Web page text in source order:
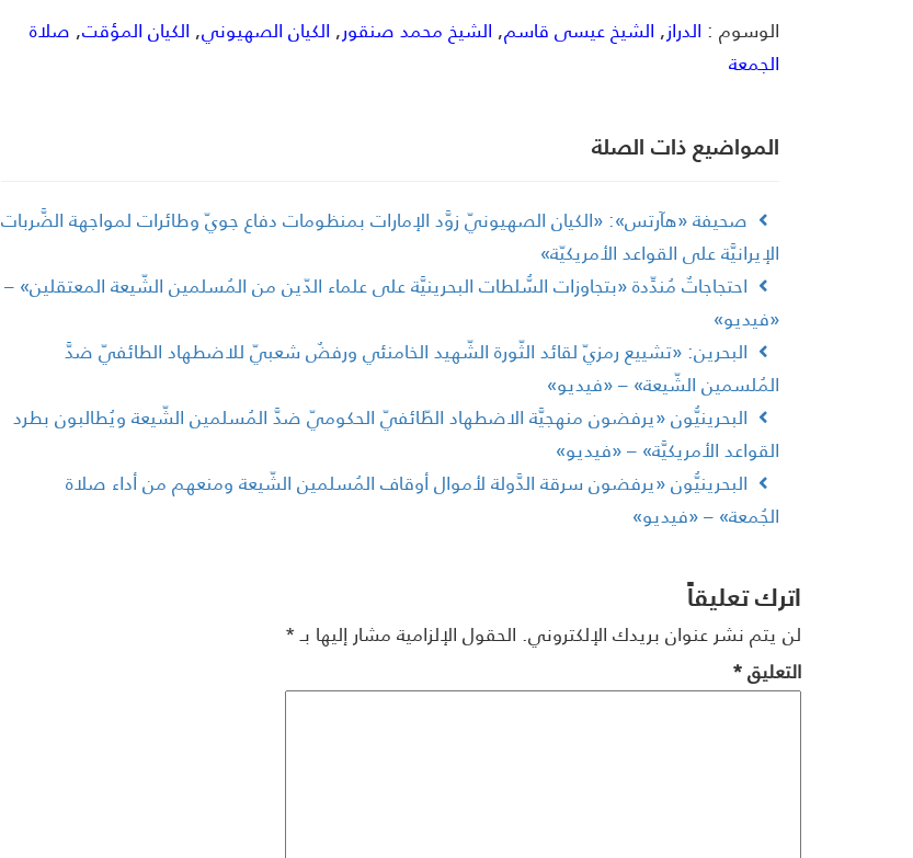
الوسوم : الدراز, الشيخ عيسى قاسم, الشيخ محمد صنقور, الكيان الصهيوني, الكيان المؤقت, صلاة
الجمعة
المواضیع ذات الصلة
صحيفة «هآرتس»: «الكيان الصهيونيّ زوَّد الإمارات بمنظومات دفاع جويّ وطائرات لمواجهة الضَّربات
الإيرانيَّة على القواعد الأمريكيّة»
احتجاجاتٌ مُندِّدة «بتجاوزات السُّلطات البحرينيَّة على علماء الدّين من المُسلمين الشّيعة المعتقلين» –
«فيديو»
البحرين: «تشييع رمزيّ لقائد الثّورة الشّهيد الخامنئي ورفضٌ شعبيّ للاضطهاد الطائفيّ ضدَّ
المُلسمين الشّيعة» – «فيديو»
البحرينيُّون «يرفضون منهجيَّة الاضطهاد الطّائفيّ الحكوميّ ضدَّ المُسلمين الشّيعة ويُطالبون بطرد
القواعد الأمريكيَّة» – «فيديو»
البحرينيُّون «يرفضون سرقة الدَّولة لأموال أوقاف المُسلمين الشّيعة ومنعهم من أداء صلاة
الجُمعة» – «فيديو»
اترك تعليقاً
لن يتم نشر عنوان بريدك الإلكتروني. الحقول الإلزامية مشار إليها بـ*
التعليق*